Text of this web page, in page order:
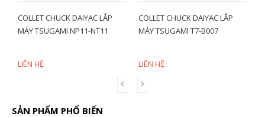
DAIYAC LẮP
NT11
COLLET CHUCK DAIYAC LẮP
MÁY TSUGAMI T7-B007
COLLET CHUCK
MÁY STAR SR38-
SẢN PHẨM PHỔ BIẾN